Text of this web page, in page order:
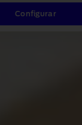
Configurar